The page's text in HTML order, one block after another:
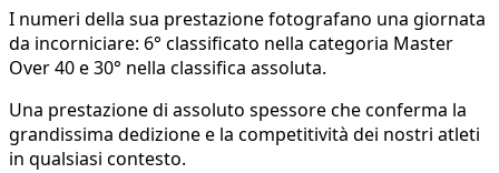
​I numeri della sua prestazione fotografano una giornata
da incorniciare: 6° classificato nella categoria Master
Over 40 e 30° nella classifica assoluta.
​Una prestazione di assoluto spessore che conferma la
grandissima dedizione e la competitività dei nostri atleti
in qualsiasi contesto.